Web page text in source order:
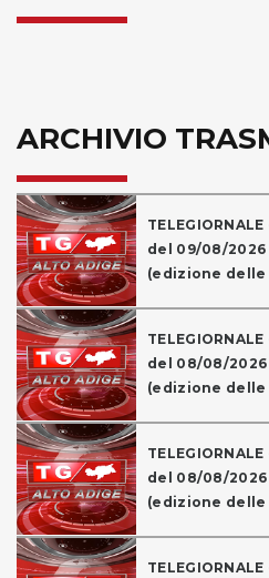
ARCHIVIO
del 09/08/2026
(edizione delle
del 08/08/2026
(edizione delle
del 08/08/2026
(edizione delle